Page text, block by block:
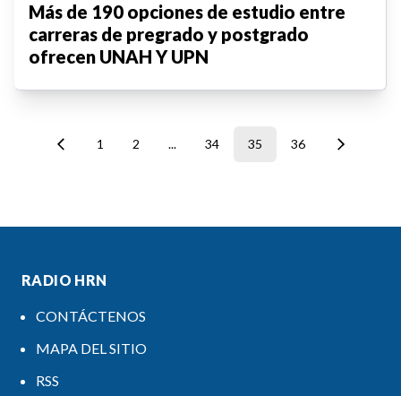
Más de 190 opciones de estudio entre
carreras de pregrado y postgrado
ofrecen UNAH Y UPN
1 2 ... 34 35 36
RADIO HRN
CONTÁCTENOS
MAPA DEL SITIO
RSS